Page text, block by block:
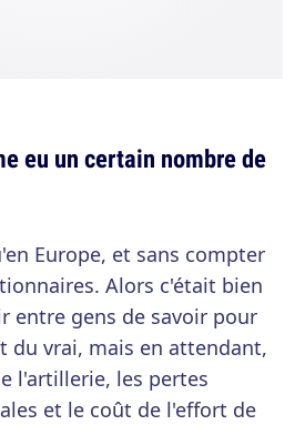
eu un certain nombre de
Europe, et sans compter
Alors c'était bien
entre gens de savoir pour
du vrai, mais en attendant,
l'artillerie, les pertes
et le coût de l'effort de